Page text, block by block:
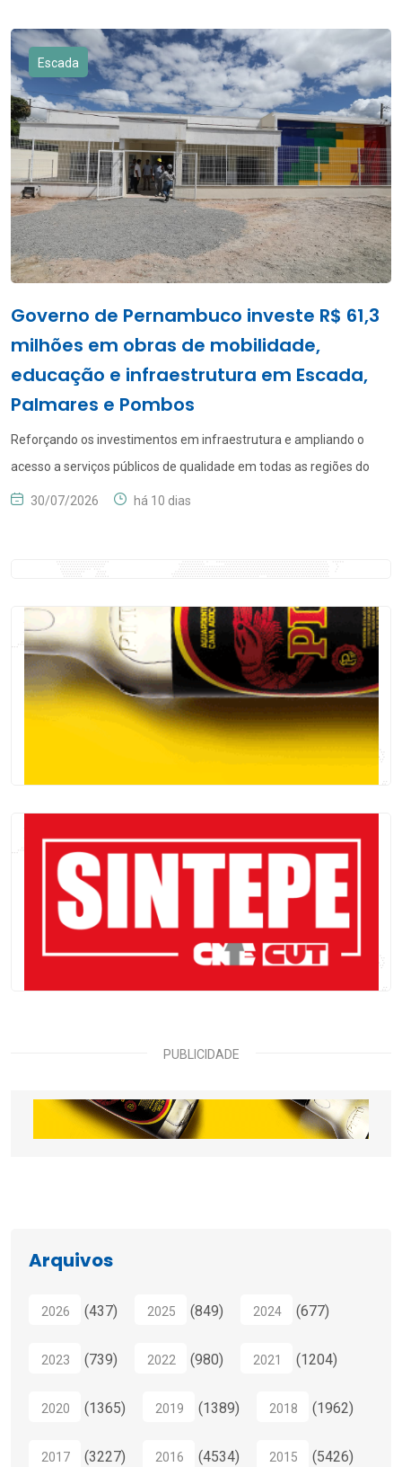
realizar no dia 12 de agosto, das 8h às 17h, em Vitória de […]
Escada
Governo de Pernambuco investe R$ 61,3
milhões em obras de mobilidade,
educação e infraestrutura em Escada,
Palmares e Pombos
Reforçando os investimentos em infraestrutura e ampliando o
acesso a serviços públicos de qualidade em todas as regiões do
Estado, o Governo de Pernambuco executa um conjunto de obras
restauração da PE-045, a implantação de acesso viário, a […]
30/07/2026 há 10 dias
PUBLICIDADE
Arquivos
2026 (437) 2025 (849) 2024 (677)
2023 (739) 2022 (980) 2021 (1204)
2020 (1365) 2019 (1389) 2018 (1962)
2017 (3227) 2016 (4534) 2015 (5426)